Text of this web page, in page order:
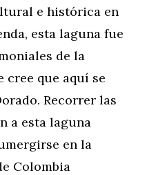
e histórica en
esta laguna fue
de la
cree que aquí se
Recorrer las
a esta laguna
en la
Colombia